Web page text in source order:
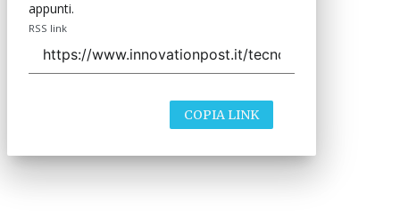
appunti.
RSS link
COPIA LINK